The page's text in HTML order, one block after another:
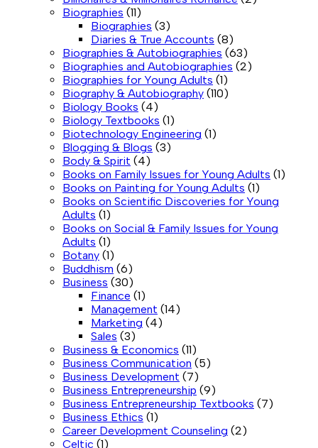
Biographies (11)
Biographies (3)
Diaries & True Accounts (8)
Biographies & Autobiographies (63)
Biographies and Autobiographies (2)
Biographies for Young Adults (1)
Biography & Autobiography (110)
Biology Books (4)
Biology Textbooks (1)
Biotechnology Engineering (1)
Blogging & Blogs (3)
Body & Spirit (4)
Books on Family Issues for Young Adults (1)
Books on Painting for Young Adults (1)
Books on Scientific Discoveries for Young
Adults (1)
Books on Social & Family Issues for Young
Adults (1)
Botany (1)
Buddhism (6)
Business (30)
Finance (1)
Management (14)
Marketing (4)
Sales (3)
Business & Economics (11)
Business Communication (5)
Business Development (7)
Business Entrepreneurship (9)
Business Entrepreneurship Textbooks (7)
Business Ethics (1)
Career Development Counseling (2)
Celtic (1)